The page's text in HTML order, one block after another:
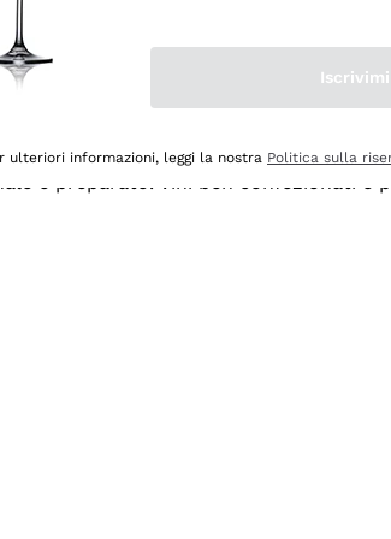
e preparato. Vini ben confezionati
Iscrivimi
ulteriori informazioni, leggi la nostra Politica sulla